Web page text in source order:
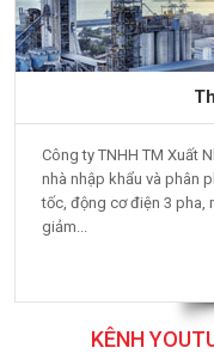
Công ty TNHH TM Xuất
nhà nhập khẩu và phân
tốc, động cơ điện 3 pha,
giảm...
KÊNH